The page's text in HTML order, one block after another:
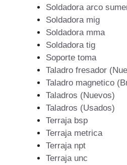
Soldadora arco
Soldadora mig
Soldadora mma
Soldadora tig
Soporte toma
Taladro fresador
Taladro magnetico
Taladros (Nuevos)
Taladros (Usados)
Terraja bsp
Terraja metrica
Terraja npt
Terraja unc